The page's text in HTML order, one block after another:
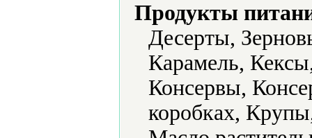
Продукты
Десерты,
Карамель,
Консервы,
коробках,